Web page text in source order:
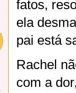
fatos,
ela
pai está
Rachel
com a